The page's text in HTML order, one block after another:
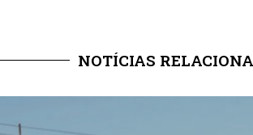
NOTÍCIAS